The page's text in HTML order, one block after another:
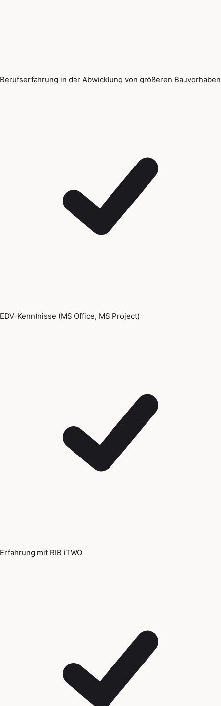
Berufserfahrung in der Abwicklung von größeren Bauvorhaben
EDV-Kenntnisse (MS Office, MS Project)
Erfahrung mit RIB iTWO